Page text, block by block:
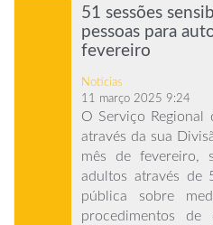
51 sessões
pessoas para
fevereiro
Notícias
11 março 2025 9:24
O Serviço Regional
através da sua
mês de fevereiro,
adultos através de
pública sobre
procedimentos de